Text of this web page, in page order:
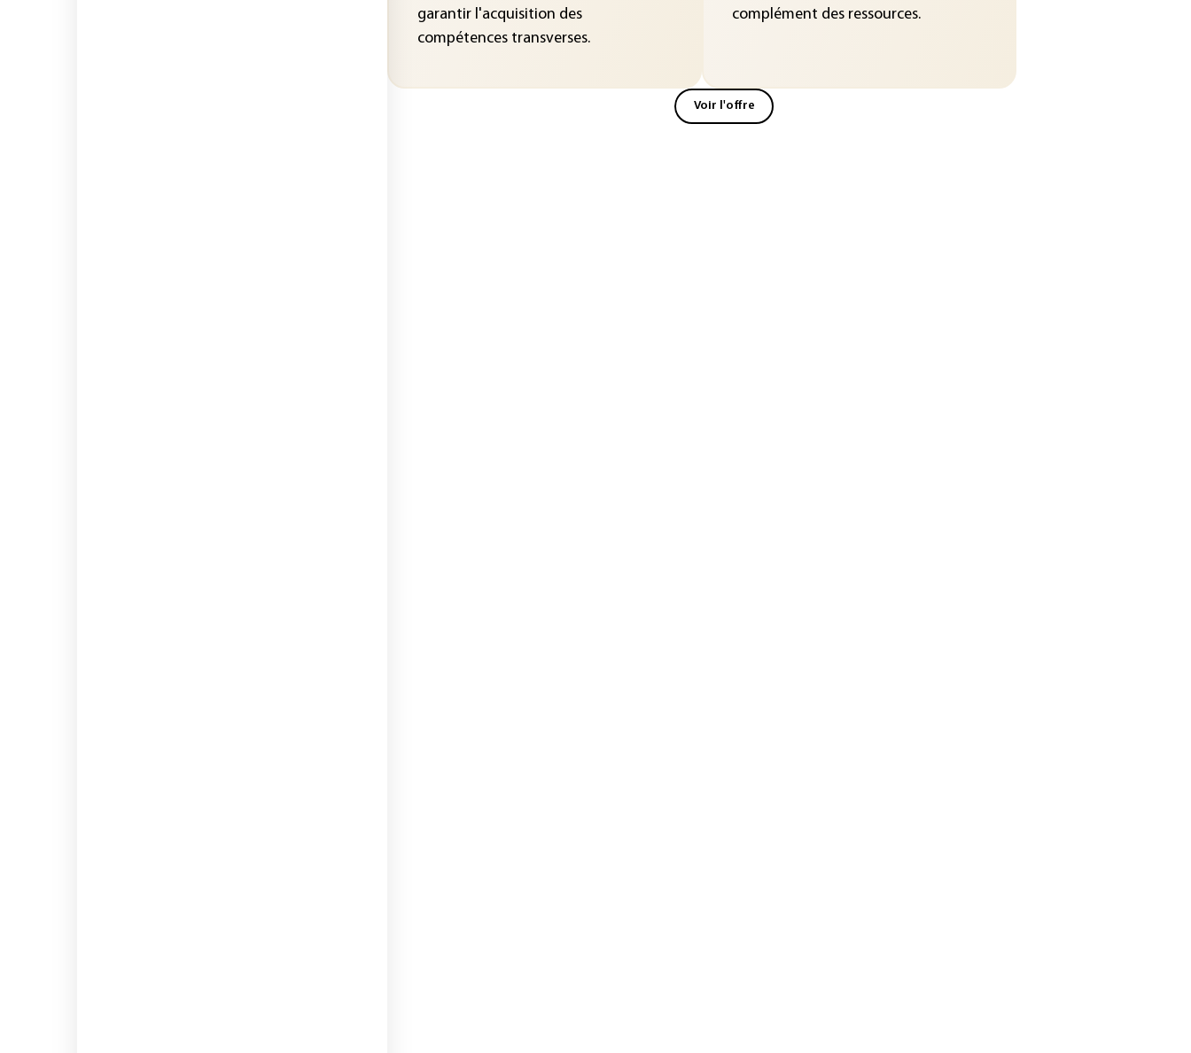
garantir l'acquisition des
compétences transverses.
complément des ressources.
Voir l'offre